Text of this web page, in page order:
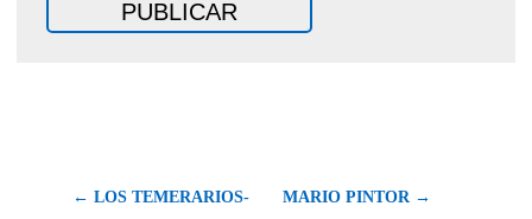
← LOS TEMERARIOS-
MARIO PINTOR →